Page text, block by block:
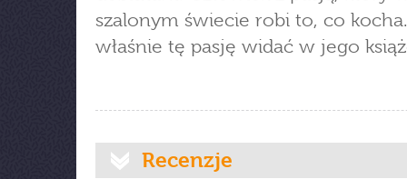
szalonym świecie robi to, co
właśnie tę pasję widać w jego
Recenzje